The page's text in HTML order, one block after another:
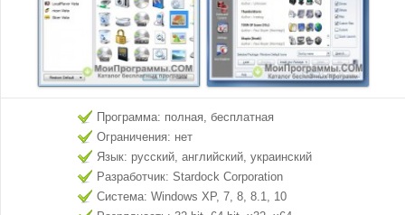
Программа: полная, бесплатная
Ограничения: нет
Язык: русский, английский, украинский
Разработчик: Stardock Corporation
Система: Windows XP, 7, 8, 8.1, 10